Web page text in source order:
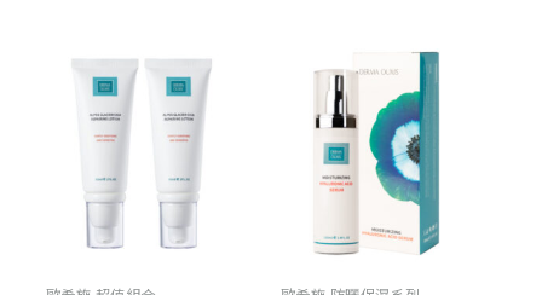
始
價
格：
前
價
格：
始
價
格：
NT$ 2,480。
目
前
價
格：
NT$ 2,232。